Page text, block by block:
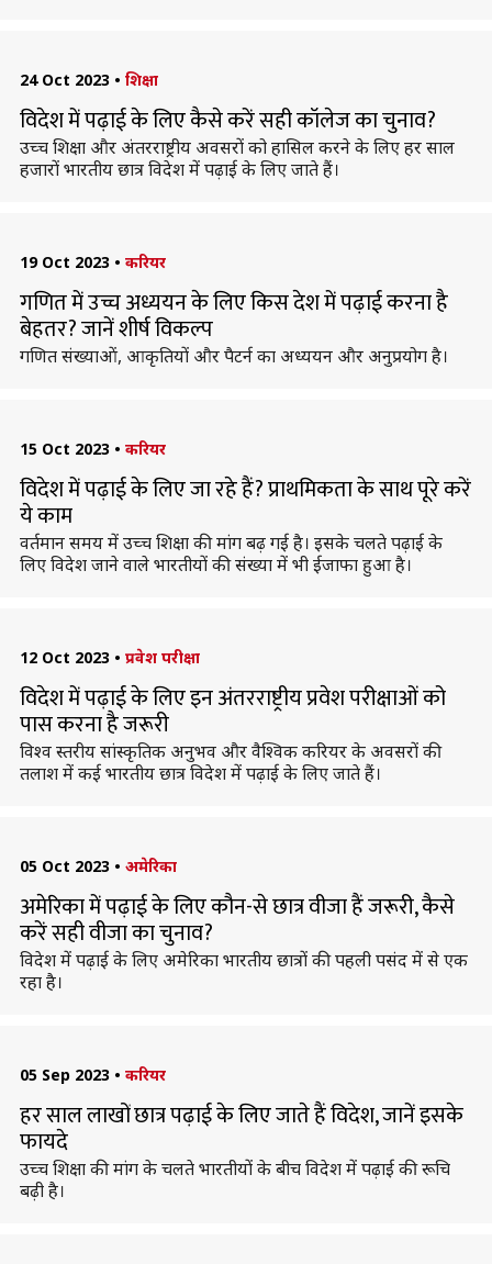
24 Oct 2023 • शिक्षा
विदेश में पढ़ाई के लिए कैसे करें सही कॉलेज का चुनाव?
उच्च शिक्षा और अंतरराष्ट्रीय अवसरों को हासिल करने के लिए हर साल
हजारों भारतीय छात्र विदेश में पढ़ाई के लिए जाते हैं।
19 Oct 2023 • करियर
गणित में उच्च अध्ययन के लिए किस देश में पढ़ाई करना है
बेहतर? जानें शीर्ष विकल्प
गणित संख्याओं, आकृतियों और पैटर्न का अध्ययन और अनुप्रयोग है।
15 Oct 2023 • करियर
विदेश में पढ़ाई के लिए जा रहे हैं? प्राथमिकता के साथ पूरे करें
ये काम
वर्तमान समय में उच्च शिक्षा की मांग बढ़ गई है। इसके चलते पढ़ाई के
लिए विदेश जाने वाले भारतीयों की संख्या में भी ईजाफा हुआ है।
12 Oct 2023 • प्रवेश परीक्षा
विदेश में पढ़ाई के लिए इन अंतरराष्ट्रीय प्रवेश परीक्षाओं को
पास करना है जरूरी
विश्व स्तरीय सांस्कृतिक अनुभव और वैश्विक करियर के अवसरों की
तलाश में कई भारतीय छात्र विदेश में पढ़ाई के लिए जाते हैं।
05 Oct 2023 • अमेरिका
अमेरिका में पढ़ाई के लिए कौन-से छात्र वीजा हैं जरूरी, कैसे
करें सही वीजा का चुनाव?
विदेश में पढ़ाई के लिए अमेरिका भारतीय छात्रों की पहली पसंद में से एक
रहा है।
05 Sep 2023 • करियर
हर साल लाखों छात्र पढ़ाई के लिए जाते हैं विदेश, जानें इसके
फायदे
उच्च शिक्षा की मांग के चलते भारतीयों के बीच विदेश में पढ़ाई की रूचि
बढ़ी है।